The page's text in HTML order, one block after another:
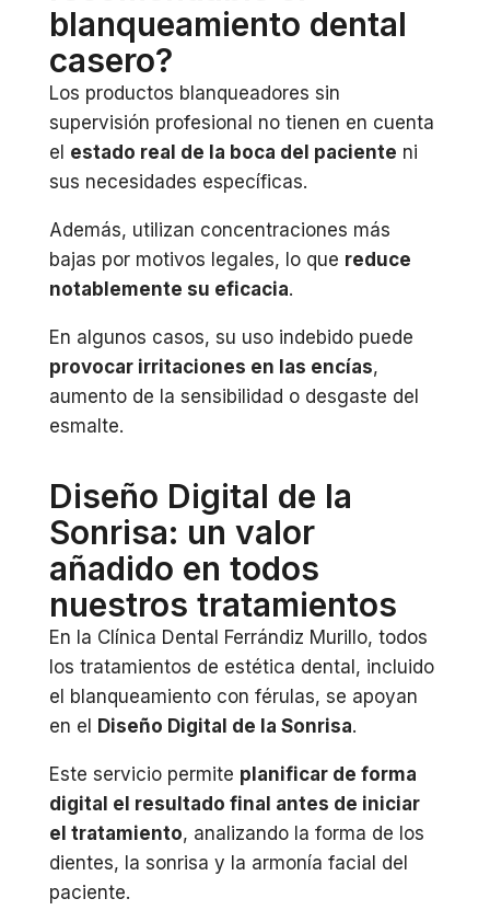
blanqueamiento dental
casero?
Los productos blanqueadores sin
supervisión profesional no tienen en cuenta
el estado real de la boca del paciente ni
sus necesidades específicas.
Además, utilizan concentraciones más
bajas por motivos legales, lo que reduce
notablemente su eficacia.
En algunos casos, su uso indebido puede
provocar irritaciones en las encías,
aumento de la sensibilidad o desgaste del
esmalte.
Diseño Digital de la
Sonrisa: un valor
añadido en todos
nuestros tratamientos
En la Clínica Dental Ferrándiz Murillo, todos
los tratamientos de estética dental, incluido
el blanqueamiento con férulas, se apoyan
en el
Diseño Digital de la Sonrisa.
Este servicio permite planificar de forma
digital el resultado final antes de iniciar
el tratamiento, analizando la forma de los
dientes, la sonrisa y la armonía facial del
paciente.